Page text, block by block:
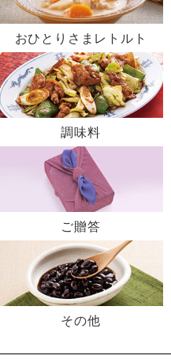
おひとりさまレトルト
調味料
ご贈答
その他